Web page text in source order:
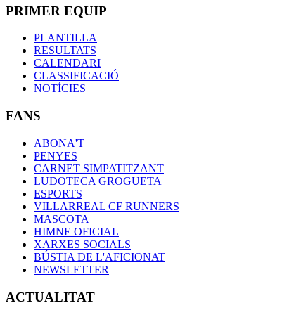
PRIMER EQUIP
PLANTILLA
RESULTATS
CALENDARI
CLASSIFICACIÓ
NOTÍCIES
FANS
ABONA'T
PENYES
CARNET SIMPATITZANT
LUDOTECA GROGUETA
ESPORTS
VILLARREAL CF RUNNERS
MASCOTA
HIMNE OFICIAL
XARXES SOCIALS
BÚSTIA DE L'AFICIONAT
NEWSLETTER
ACTUALITAT